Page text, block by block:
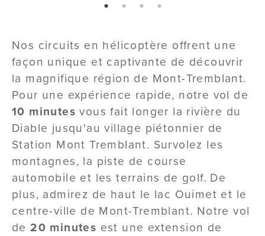
page: 1 page: 2 page: 3 page: 4
Nos circuits en hélicoptère offrent une
façon unique et captivante de découvrir
la magnifique région de Mont-Tremblant.
Pour une expérience rapide, notre vol de
10 minutes vous fait longer la rivière du
Diable jusqu'au village piétonnier de
Station Mont Tremblant. Survolez les
montagnes, la piste de course
automobile et les terrains de golf. De
plus, admirez de haut le lac Ouimet et le
centre-ville de Mont-Tremblant. Notre vol
de 20 minutes est une extension de